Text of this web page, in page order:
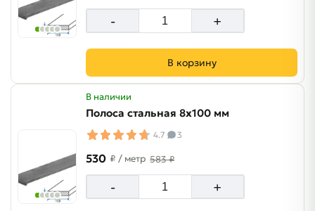
- +
В корзину
В наличии
Полоса стальная 8х100 мм
4.7 3
530 ₽ / метр 583 ₽
- +